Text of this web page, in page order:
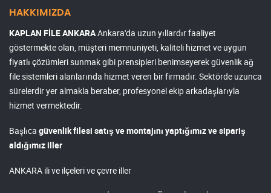
HAKKIMIZDA
KAPLAN FİLE ANKARAAnkara'da uzun yıllardır faaliyet
göstermekte olan, müşteri memnuniyeti, kaliteli hizmet ve uygun
fiyatlı çözümleri sunmak gibi prensipleri benimseyerek güvenlik ağ
file sistemleri alanlarında hizmet veren bir firmadır. Sektörde uzunca
sürelerdir yer almakla beraber, profesyonel ekip arkadaşlarıyla
hizmet vermektedir.
Başlıca güvenlik filesi satış ve montajını yaptığımız ve sipariş
aldığımız iller
ANKARA ili ve ilçeleri ve çevre iller